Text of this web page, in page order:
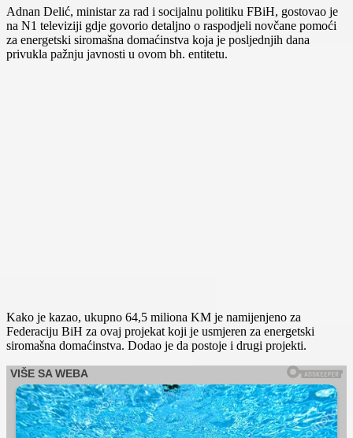
Adnan Delić, ministar za rad i socijalnu politiku FBiH, gostovao je
na N1 televiziji gdje govorio detaljno o raspodjeli novčane pomoći
za energetski siromašna domaćinstva koja je posljednjih dana
privukla pažnju javnosti u ovom bh. entitetu.
Kako je kazao, ukupno 64,5 miliona KM je namijenjeno za
Federaciju BiH za ovaj projekat koji je usmjeren za energetski
siromašna domaćinstva. Dodao je da postoje i drugi projekti.